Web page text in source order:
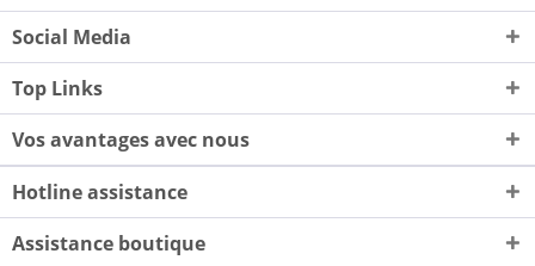
Social Media
Top Links
Vos avantages avec nous
Hotline assistance
Assistance boutique